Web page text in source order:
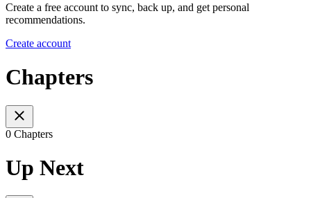
Create a free account to sync, back up, and get personal
recommendations.
Create account
Chapters
0 Chapters
Up Next